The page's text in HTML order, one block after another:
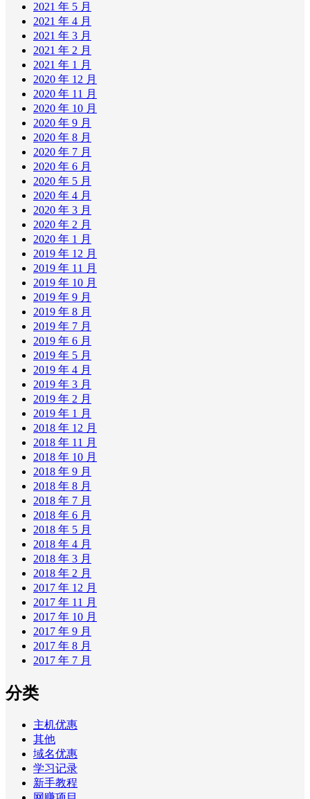
2021 年 5 月
2021 年 4 月
2021 年 3 月
2021 年 2 月
2021 年 1 月
2020 年 12 月
2020 年 11 月
2020 年 10 月
2020 年 9 月
2020 年 8 月
2020 年 7 月
2020 年 6 月
2020 年 5 月
2020 年 4 月
2020 年 3 月
2020 年 2 月
2020 年 1 月
2019 年 12 月
2019 年 11 月
2019 年 10 月
2019 年 9 月
2019 年 8 月
2019 年 7 月
2019 年 6 月
2019 年 5 月
2019 年 4 月
2019 年 3 月
2019 年 2 月
2019 年 1 月
2018 年 12 月
2018 年 11 月
2018 年 10 月
2018 年 9 月
2018 年 8 月
2018 年 7 月
2018 年 6 月
2018 年 5 月
2018 年 4 月
2018 年 3 月
2018 年 2 月
2017 年 12 月
2017 年 11 月
2017 年 10 月
2017 年 9 月
2017 年 8 月
2017 年 7 月
分类
主机优惠
其他
域名优惠
学习记录
新手教程